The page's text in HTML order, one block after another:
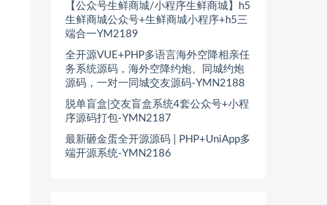
【公众号生鲜商城/小程序生鲜商城】h5
生鲜商城公众号+生鲜商城小程序+h5三
端合一YM2189
全开源VUE+PHP多语言海外空降相亲任
务系统源码，海外空降约炮、同城约炮
源码，一对一同城交友源码-YMN2188
脱单盲盒|交友盲盒系统4套公众号+小程
序源码打包-YMN2187
最新砸金蛋全开源源码 | PHP+UniApp多
端开源系统-YMN2186